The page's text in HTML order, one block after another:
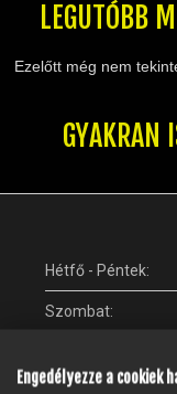
%KÉSZLET
LEGUTÓBB
Ezelőtt még nem
GYAKRAN
Hétfő - Péntek:
Szombat:
Engedélyezze a cookiek